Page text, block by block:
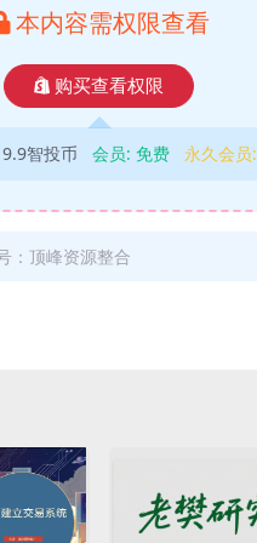
本内容需权限查看
购买查看权限
9.9智投币 会员: 免费 永久会员:
：顶峰资源整合